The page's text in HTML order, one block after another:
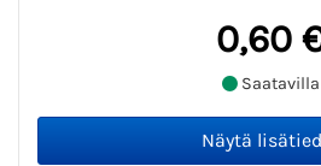
0,60
Saatavilla